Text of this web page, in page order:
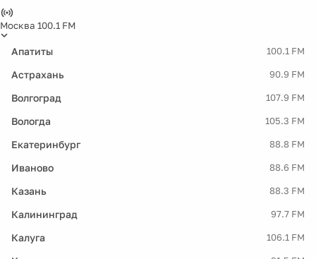
Москва 100.1 FM
Апатиты 100.1 FM
Астрахань 90.9 FM
Волгоград 107.9 FM
Вологда 105.3 FM
Екатеринбург 88.8 FM
Иваново 88.6 FM
Казань 88.3 FM
Калининград 97.7 FM
Калуга 106.1 FM